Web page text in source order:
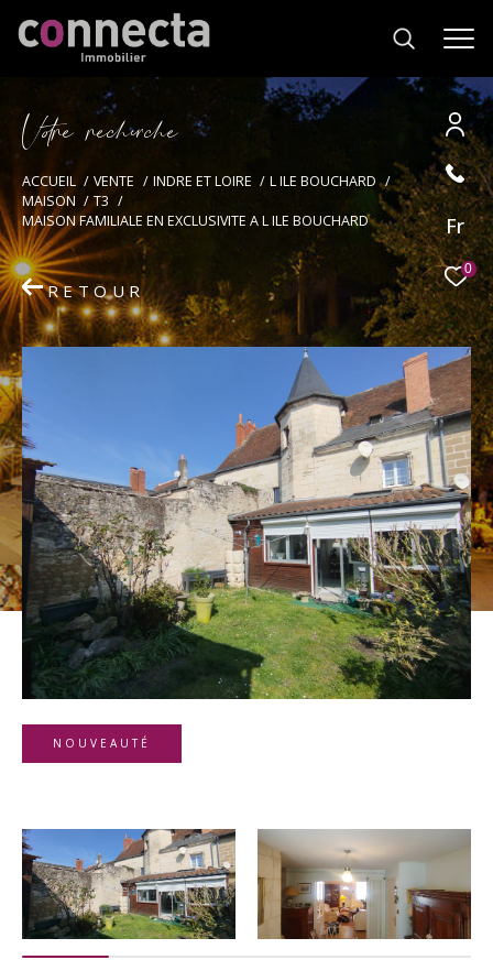
Fr
0
Vore recece
ACCUEIL VENTE INDRE ET LOIRE
L ILE BOUCHARD
MAISON
T3
MAISON FAMILIALE EN EXCLUSIVITE A L ILE BOUCHARD
RETOUR
NOUVEAUTÉ
Effectuer une recherche
et trouver le bien qui correspond à vos
critères
Type
d'offre
Vente
Ville
Budget
Budget
Surface
Surface
Pièces
Pièces
Référence
AFFINER LES CRITÈRES
TERRASSE PARKING PISCINE